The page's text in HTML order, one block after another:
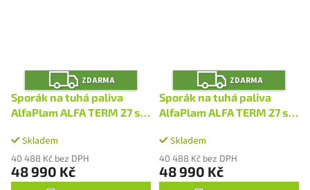
Z
D
A
R
M
ZDARMA
Sporák na tuhá paliva
AlfaPlam ALFA TERM 27 s
Skladem
40 488 Kč bez DPH
48 990 Kč
Z
D
A
R
M
ZDARMA
Sporák na tuhá paliva
AlfaPlam ALFA TERM 27 s
červený/pravý
Skladem
40 488 Kč bez DPH
48 990 Kč